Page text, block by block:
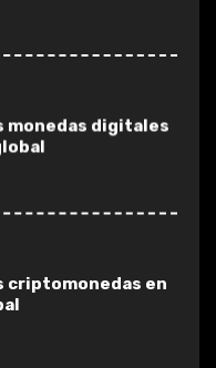
criptomonedas en